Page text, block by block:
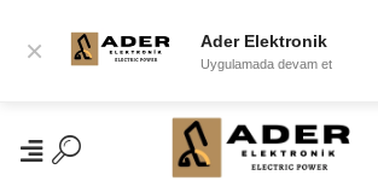
× Ader Elektronik
Uygulamada devam et